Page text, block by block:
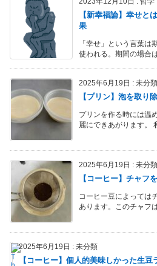
【新幸福論】幸せと
果
「幸せ」という言葉は
使われる。期間の場合
2025年6月19日 : 未分類
【プリン】泡を取り
プリンを作る時には温
麗にできあがります。
2025年6月19日 : 未分類
【コーヒー】チャフ
コーヒー豆によっては
あります。このチャフ
2025年6月19日 : 未分類
【コーヒー】個人的美味しかった生豆